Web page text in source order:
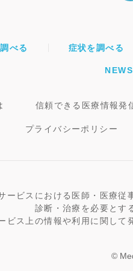
べる 症状を調べる
信頼できる医療情報発
プライバシーポリシー
ービスにおける医師・医療従
診断・治療を必要とす
ビス上の情報や利用に関して
©